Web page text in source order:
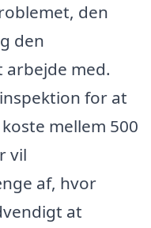
den
den
med.
for at
mellem 500
vil
af, hvor
at